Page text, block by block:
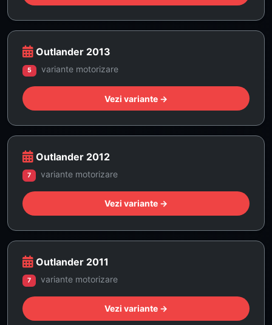
Outlander 2013
5 variante motorizare
Vezi variante →
Outlander 2012
7 variante motorizare
Vezi variante →
Outlander 2011
7 variante motorizare
Vezi variante →